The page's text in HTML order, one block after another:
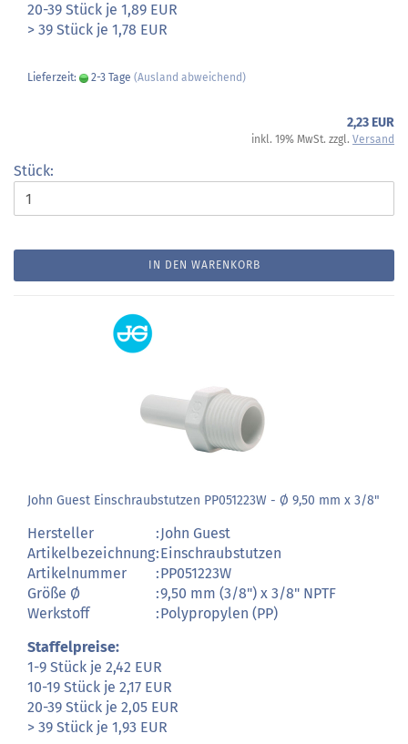
20-39 Stück je 1,89 EUR
> 39 Stück je 1,78 EUR
Lieferzeit: 2-3 Tage (Ausland abweichend)
2,23 EUR
inkl. 19% MwSt. zzgl. Versand
Stück:
IN DEN WARENKORB
John Guest Einschraubstutzen PP051223W - Ø 9,50 mm x 3/8"
Hersteller :John Guest
Artikelbezeichnung:Einschraubstutzen
Artikelnummer
:PP051223W
Größe Ø
:9,50 mm (3/8") x 3/8" NPTF
Werkstoff
:Polypropylen (PP)
Staffelpreise:
1-9 Stück je 2,42 EUR
10-19 Stück je 2,17 EUR
20-39 Stück je 2,05 EUR
> 39 Stück je 1,93 EUR